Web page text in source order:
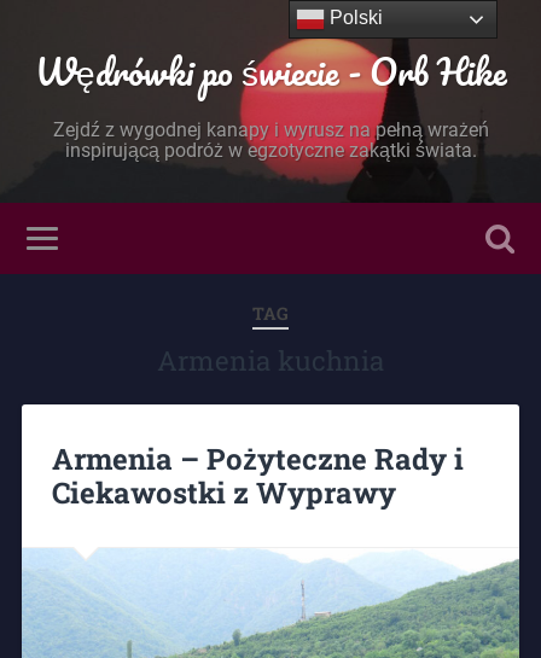
Wędrówki po świecie - Orb Hike
Zejdź z wygodnej kanapy i wyrusz na pełną wrażeń
inspirującą podróż w egzotyczne zakątki świata.
TAG
Armenia kuchnia
Armenia – Pożyteczne Rady i
Ciekawostki z Wyprawy
Polski